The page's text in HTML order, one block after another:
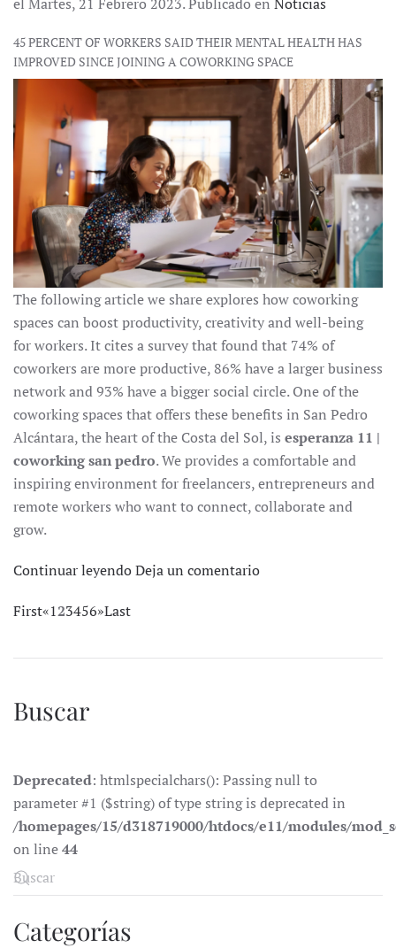
45 PERCENT OF WORKERS SAID THEIR MENTAL HEALTH HAS
IMPROVED SINCE JOINING A COWORKING SPACE
The following article we share explores how coworking
spaces can boost productivity, creativity and well-being
for workers. It cites a survey that found that 74% of
coworkers are more productive, 86% have a larger business
network and 93% have a bigger social circle. One of the
coworking spaces that offers these benefits in San Pedro
Alcántara, the heart of the Costa del Sol, is esperanza 11 |
coworking san pedro. We provides a comfortable and
inspiring environment for freelancers, entrepreneurs and
remote workers who want to connect, collaborate and
grow.
Continuar leyendoDeja un comentario
First«123456»Last
Buscar
Deprecated: htmlspecialchars(): Passing null to
parameter #1 ($string) of type string is deprecated in
/homepages/15/d318719000/htdocs/e11/modules/
on line44
Categorías